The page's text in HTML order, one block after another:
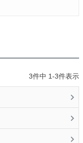
3件中 1-3件表示